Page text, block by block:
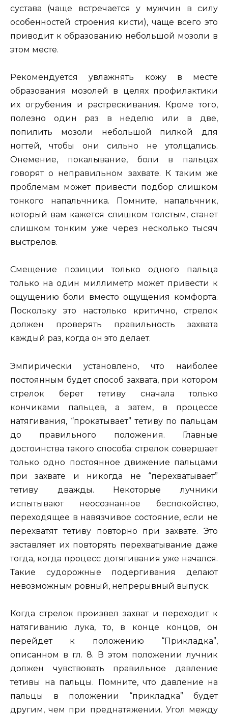
сустава (чаще встречается у мужчин в силу
особенностей строения кисти), чаще всего это
приводит к образованию небольшой мозоли в
этом месте.
Рекомендуется увлажнять кожу в месте
образования мозолей в целях профилактики
их огрубения и растрескивания. Кроме того,
полезно один раз в неделю или в две,
попилить мозоли небольшой пилкой для
ногтей, чтобы они сильно не утолщались.
Онемение, покалывание, боли в пальцах
говорят о неправильном захвате. К таким же
проблемам может привести подбор слишком
тонкого напальчника. Помните, напальчник,
который вам кажется слишком толстым, станет
слишком тонким уже через несколько тысяч
выстрелов.
Смещение позиции только одного пальца
только на один миллиметр может привести к
ощущению боли вместо ощущения комфорта.
Поскольку это настолько критично, стрелок
должен проверять правильность захвата
каждый раз, когда он это делает.
Эмпирически установлено, что наиболее
постоянным будет способ захвата, при котором
стрелок берет тетиву сначала только
кончиками пальцев, а затем, в процессе
натягивания, “прокатывает” тетиву по пальцам
до правильного положения. Главные
достоинства такого способа: стрелок совершает
только одно постоянное движение пальцами
при захвате и никогда не “перехватывает”
тетиву дважды. Некоторые лучники
испытывают неосознанное беспокойство,
переходящее в навязчивое состояние, если не
перехватят тетиву повторно при захвате. Это
заставляет их повторять перехватывание даже
тогда, когда процесс дотягивания уже начался.
Такие судорожные подергивания делают
невозможным ровный, непрерывный выпуск.
Когда стрелок произвел захват и переходит к
натягиванию лука, то, в конце концов, он
перейдет к положению “Прикладка”,
описанном в гл. 8. В этом положении лучник
должен чувствовать правильное давление
тетивы на пальцы. Помните, что давление на
пальцы в положении “прикладка” будет
другим, чем при преднатяжении. Угол между